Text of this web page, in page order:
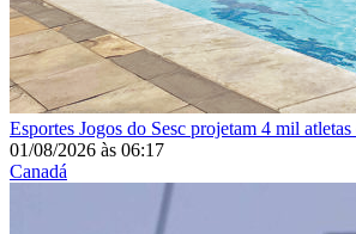
Esportes Jogos do Sesc projetam 4 mil
01/08/2026 às 06:17
Canadá